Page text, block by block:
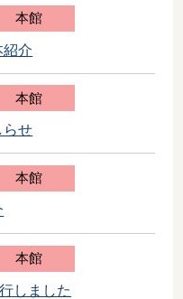
本館
紹介
本館
らせ
本館
本館
しました